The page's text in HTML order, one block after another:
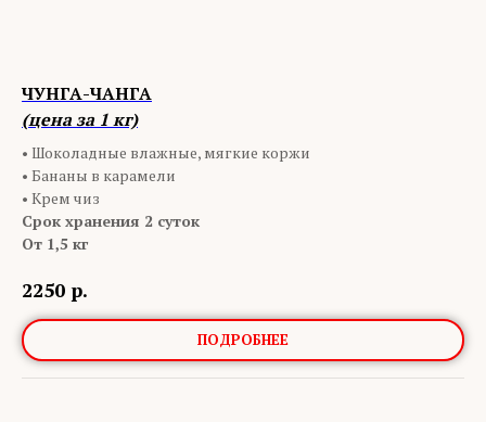
ЧУНГА-ЧАНГА
(цена за 1 кг)
• Шоколадные влажные, мягкие коржи
• Бананы в карамели
• Крем чиз
Срок хранения 2 суток
От 1,5 кг
2250 р.
ПОДРОБНЕЕ